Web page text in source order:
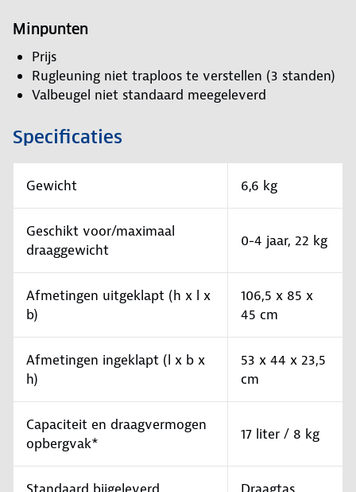
Minpunten
Prijs
Rugleuning niet traploos te verstellen (3 standen)
Valbeugel niet standaard meegeleverd
Specificaties
Gewicht 6,6 kg
Geschikt voor/maximaal
draaggewicht
0-4 jaar, 22 kg
Afmetingen uitgeklapt (h x l x
b)
106,5 x 85 x
45 cm
Afmetingen ingeklapt (l x b x
h)
53 x 44 x 23,5
cm
Capaciteit en draagvermogen
opbergvak*
17 liter / 8 kg